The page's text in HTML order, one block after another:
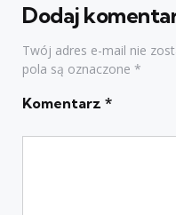
Dodaj
Twój adres e-mail nie
pola są oznaczone *
Komentarz *